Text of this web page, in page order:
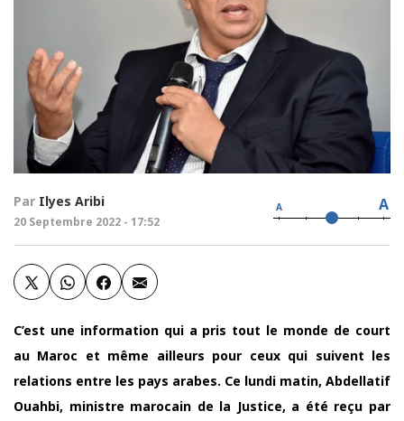
Par Ilyes Aribi
20 Septembre 2022 - 17:52
A A
C’est une information qui a pris tout le monde de court
au Maroc et même ailleurs pour ceux qui suivent les
relations entre les pays arabes. Ce lundi matin, Abdellatif
Ouahbi, ministre marocain de la Justice, a été reçu par